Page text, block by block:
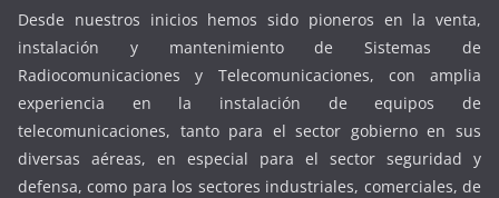
Desde nuestros inicios hemos sido pioneros en la venta,
instalación y mantenimiento de Sistemas de
Radiocomunicaciones y Telecomunicaciones, con amplia
experiencia en la instalación de equipos de
telecomunicaciones, tanto para el sector gobierno en sus
diversas aéreas, en especial para el sector seguridad y
defensa, como para los sectores industriales, comerciales, de